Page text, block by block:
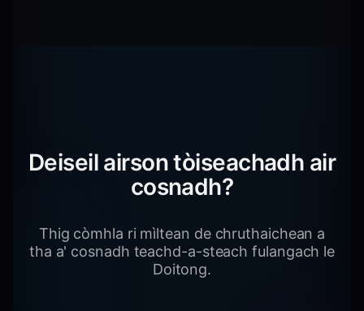
Deiseil airson tòiseachadh air
cosnadh?
Thig còmhla ri mìltean de chruthaichean a
tha a' cosnadh teachd-a-steach fulangach le
Doitong.